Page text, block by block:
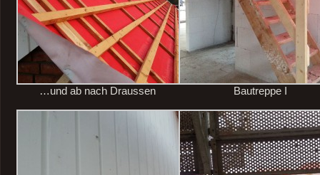
…und ab nach Draussen Bautreppe I